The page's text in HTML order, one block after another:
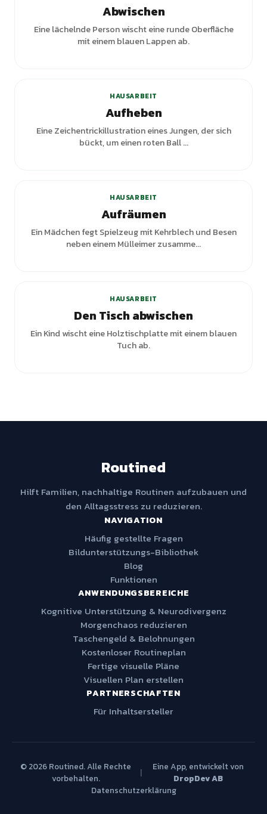
Abwischen
Eine lächelnde Person wischt eine runde Oberfläche
mit einem blauen Lappen ab.
HAUSARBEIT
Aufheben
Eine Zeichentrickillustration eines Jungen, der sich
bückt, um einen roten Ball ...
HAUSARBEIT
Aufräumen
Ein Mädchen fegt Spielzeug mit Kehrblech und Besen
neben einem Mülleimer zusamme...
HAUSARBEIT
Den Tisch abwischen
Ein Kind wischt eine Holztischplatte mit einem blauen
Tuch ab.
Routined
Hilft Familien, nachhaltige Routinen aufzubauen und
den Alltagsstress zu reduzieren.
NAVIGATION
Häufig gestellte Fragen
Bildunterstützungs-Bibliothek
Blog
Funktionen
ANWENDUNGSBEREICHE
Kognitive Unterstützung & Neurodivergenz
Morgenchaos reduzieren
Taschengeld & Belohnungen
Kostenloser Routineplan
Fertige visuelle Pläne
Visuellen Plan erstellen
PARTNERSCHAFTEN
Für Inhaltsersteller
© 2026 Routined. Alle Rechte
vorbehalten.
|
Eine App, entwickelt von
DropDev AB
Datenschutzerklärung